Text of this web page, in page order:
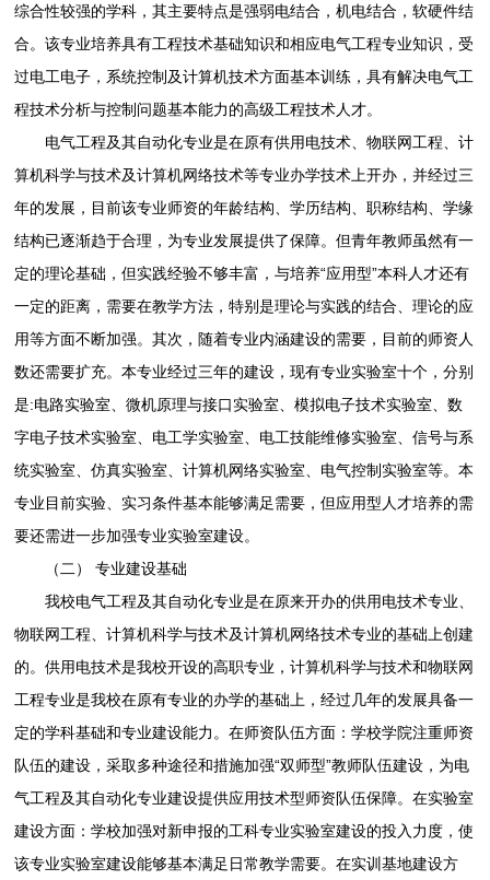
综合性较强的学科，其主要特点是强弱电结合，机电结合，软硬件结
合。该专业培养具有工程技术基础知识和相应电气工程专业知识，受
过电工电子，系统控制及计算机技术方面基本训练，具有解决电气工
程技术分析与控制问题基本能力的高级工程技术人才。
电气工程及其自动化专业是在原有供用电技术、物联网工程、计
算机科学与技术及计算机网络技术等专业办学技术上开办，并经过三
年的发展，目前该专业师资的年龄结构、学历结构、职称结构、学缘
结构已逐渐趋于合理，为专业发展提供了保障。但青年教师虽然有一
定的理论基础，但实践经验不够丰富，与培养“应用型”本科人才还有
一定的距离，需要在教学方法，特别是理论与实践的结合、理论的应
用等方面不断加强。其次，随着专业内涵建设的需要，目前的师资人
数还需要扩充。本专业经过三年的建设，现有专业实验室十个，分别
是:电路实验室、微机原理与接口实验室、模拟电子技术实验室、数
字电子技术实验室、电工学实验室、电工技能维修实验室、信号与系
统实验室、仿真实验室、计算机网络实验室、电气控制实验室等。本
专业目前实验、实习条件基本能够满足需要，但应用型人才培养的需
要还需进一步加强专业实验室建设。
（二） 专业建设基础
我校电气工程及其自动化专业是在原来开办的供用电技术专业、
物联网工程、计算机科学与技术及计算机网络技术专业的基础上创建
的。供用电技术是我校开设的高职专业，计算机科学与技术和物联网
工程专业是我校在原有专业的办学的基础上，经过几年的发展具备一
定的学科基础和专业建设能力。在师资队伍方面：学校学院注重师资
队伍的建设，采取多种途径和措施加强“双师型”教师队伍建设，为电
气工程及其自动化专业建设提供应用技术型师资队伍保障。在实验室
建设方面：学校加强对新申报的工科专业实验室建设的投入力度，使
该专业实验室建设能够基本满足日常教学需要。在实训基地建设方